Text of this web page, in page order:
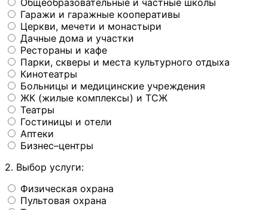
Общеобразовательные и частные школы
Гаражи и гаражные кооперативы
Церкви, мечети и монастыри
Дачные дома и участки
Рестораны и кафе
Парки, скверы и места культурного отдыха
Кинотеатры
Больницы и медицинские учреждения
ЖК (жилые комплексы) и ТСЖ
Театры
Гостиницы и отели
Аптеки
Бизнес–центры
2. Выбор услуги:
Физическая охрана
Пультовая охрана